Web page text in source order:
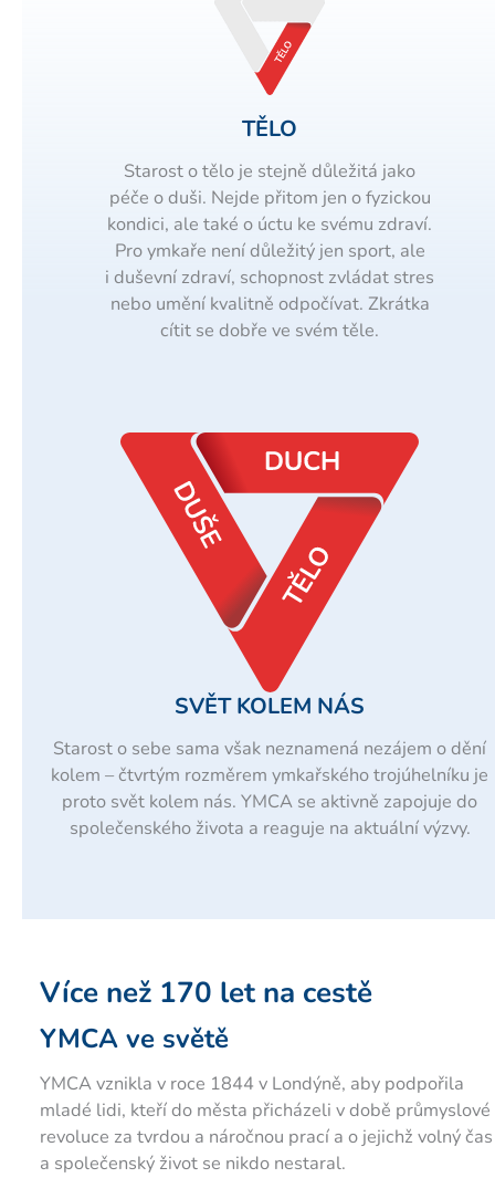
TĚLO
Starost o tělo je stejně důležitá jako
péče o duši. Nejde přitom jen o fyzickou
kondici, ale také o úctu ke svému zdraví.
Pro ymkaře není důležitý jen sport, ale
i duševní zdraví, schopnost zvládat stres
nebo umění kvalitně odpočívat. Zkrátka
cítit se dobře ve svém těle.
SVĚT KOLEM NÁS
Starost o sebe sama však neznamená nezájem o dění
kolem – čtvrtým rozměrem ymkařského trojúhelníku je
proto svět kolem nás. YMCA se aktivně zapojuje do
společenského života a reaguje na aktuální výzvy.
Více než 170 let na cestě
YMCA ve světě
YMCA vznikla v roce 1844 v Londýně, aby podpořila
mladé lidi, kteří do města přicházeli v době průmyslové
revoluce za tvrdou a náročnou prací a o jejichž volný čas
a společenský život se nikdo nestaral.